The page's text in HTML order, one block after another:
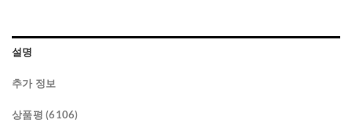
설명
추가 정보
상품평 (6106)